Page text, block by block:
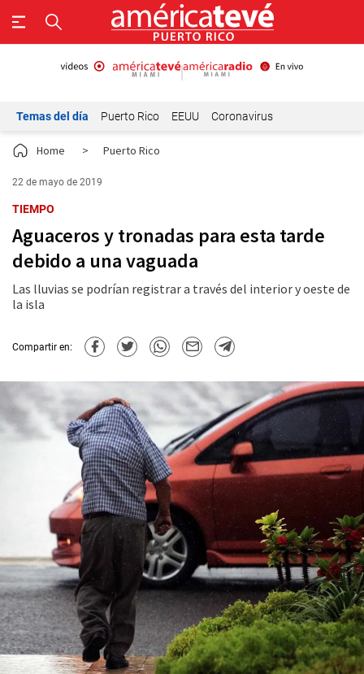
Temas del día Puerto Rico EEUU Coronavirus
Home > Puerto Rico
22 de mayo de 2019
TIEMPO
Aguaceros y tronadas para esta tarde
debido a una vaguada
Las lluvias se podrían registrar a través del interior y oeste de
la isla
Compartir en: